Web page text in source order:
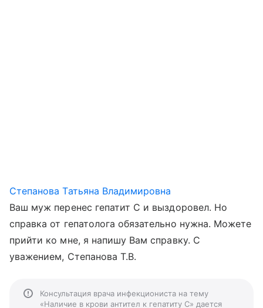
Степанова Татьяна Владимировна
Ваш муж перенес гепатит С и выздоровел. Но
справка от гепатолога обязательно нужна. Можете
прийти ко мне, я напишу Вам справку. С
уважением, Степанова Т.В.
Консультация врача инфекциониста на тему
«Наличие в крови антител к гепатиту С» дается